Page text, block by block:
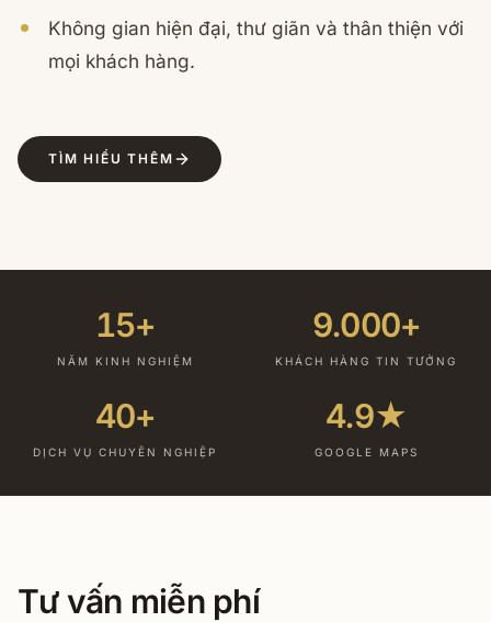
Không gian hiện đại, thư giãn và thân thiện với
mọi khách hàng.
TÌM HIỂU THÊM
15+
NĂM KINH NGHIỆM
9.000+
KHÁCH HÀNG TIN TƯỞNG
40+
DỊCH VỤ CHUYÊN NGHIỆP
4.9★
GOOGLE MAPS
Tư vấn miễn phí